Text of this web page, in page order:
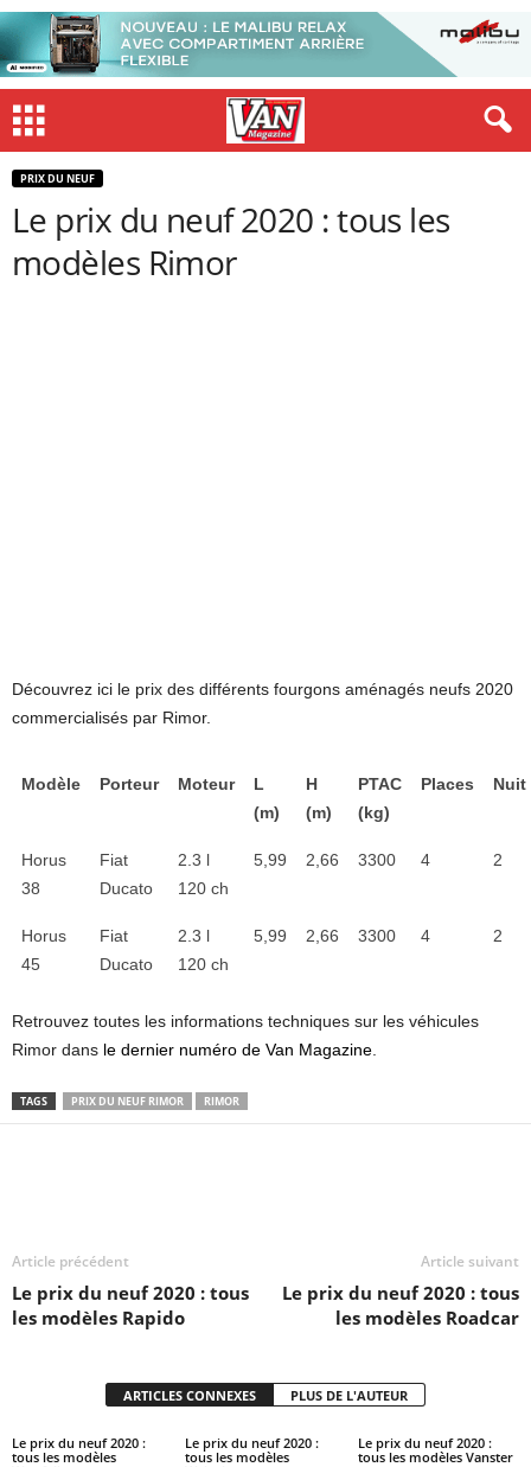
PRIX DU NEUF
Le prix du neuf 2020 : tous les
modèles Rimor
Découvrez ici le prix des différents fourgons aménagés neufs 2020
commercialisés par Rimor.
Modèle Porteur Moteur
L
(m)
H
(m)
PTAC
(kg)
Places Nuit
Horus
38
Fiat
Ducato
2.3 l
120 ch
5,99 2,66 3300 4 2
Horus
45
Fiat
Ducato
2.3 l
120 ch
5,99 2,66 3300 4 2
Retrouvez toutes les informations techniques sur les véhicules
Rimor dans le dernier numéro de Van Magazine
TAGS PRIX DU NEUF RIMOR RIMOR
Article précédent
Le prix du neuf 2020 : tous
les modèles Rapido
Article suivant
Le prix du neuf 2020 : tous
les modèles Roadcar
ARTICLES CONNEXES PLUS DE L'AUTEUR
Le prix du neuf 2020 :
tous les modèles
Le prix du neuf 2020 :
tous les modèles
Le prix du neuf 2020 :
tous les modèles Vanster